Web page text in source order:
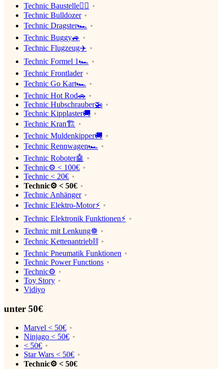
Technic Baustelle👷‍♂️
Technic Bulldozer
Technic Dragster🏎
Technic Buggy🚙
Technic Flugzeug✈️
Technic Formel 1🏎
Technic Frontlader
Technic Go Kart🏎
Technic Hot Rod🚗
Technic Hubschrauber🚁
Technic Kipplaster🚚
Technic Kran🏗
Technic Muldenkipper🚚
Technic Rennwagen🏎
Technic Roboter🤖
Technic⚙️ < 100€
Technic < 20€
Technic⚙️ < 50€
Technic Anhänger
Technic Elektro-Motor⚡️
Technic Elektronik Funktionen⚡️
Technic mit Lenkung☸️
Technic Kettenantrieb⛓
Technic Pneumatik Funktionen
Technic Power Functions
Technic⚙️
Toy Story
Vidiyo
unter 50€
Marvel < 50€
Ninjago < 50€
< 50€
Star Wars < 50€
Technic⚙️ < 50€